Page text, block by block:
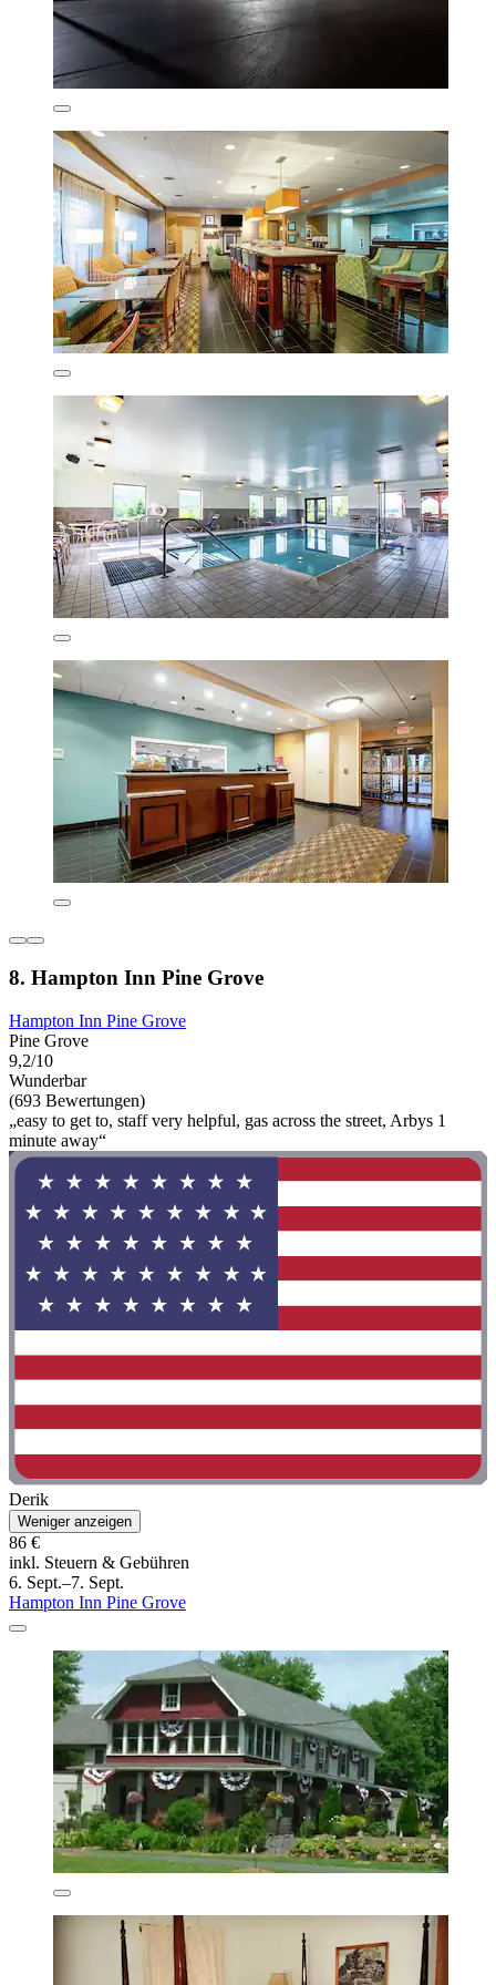
8. Hampton Inn Pine Grove
Hampton Inn Pine Grove
Pine Grove
9,2/10
Wunderbar
(693 Bewertungen)
„easy to get to, staff very helpful, gas across the street, Arbys 1
minute away“
Derik
Weniger anzeigen
86 €
inkl. Steuern & Gebühren
6. Sept.–7. Sept.
Hampton Inn Pine Grove